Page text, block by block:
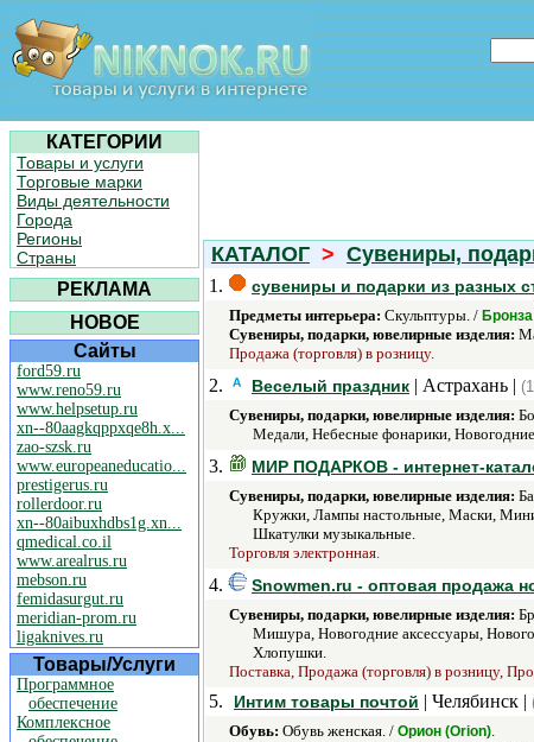
КАТЕГОРИИ
Товары и услуги
Торговые марки
Виды деятельности
Города
Регионы
Страны
РЕКЛАМА
НОВОЕ
Сайты
ford59.ru
www.reno59.ru
www.helpsetup.ru
xn--80aagkqppxqe8h.x...
zao-szsk.ru
www.europeaneducatio...
prestigerus.ru
rollerdoor.ru
xn--80aibuxhdbs1g.xn...
qmedical.co.il
www.arealrus.ru
mebson.ru
femidasurgut.ru
meridian-prom.ru
ligaknives.ru
Товары/Услуги
Программное
обеспечение
Комплексное
КАТАЛОГ > Сувениры,
1.
сувениры и подарки из разных
Предметы интерьера: Скульптуры. /
Сувениры, подарки, ювелирные изделия:
Продажа (торговля) в розницу.
2. Веселый праздник | Астрахань |
Сувениры, подарки, ювелирные изделия:
Медали, Небесные фонарики,
3. МИР ПОДАРКОВ - интернет-
Сувениры, подарки, ювелирные изделия:
Кружки, Лампы настольные, Маски,
Шкатулки музыкальные.
Торговля электронная.
4. Snowmen.ru - оптовая продажа
Сувениры, подарки, ювелирные изделия:
Мишура, Новогодние аксессуары,
Хлопушки.
Поставка, Продажа (торговля) в розницу,
5. Интим товары почтой | Челябинск |
Обувь: Обувь женская. / Орион (Orion).